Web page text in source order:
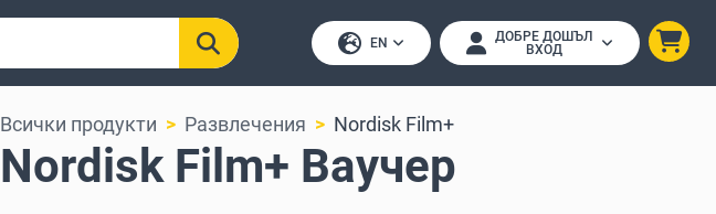
EN
ДОБРЕ ДОШЪЛ
ВХОД
Всички продукти Развлечения Nordisk Film+
Nordisk Film+ Ваучер